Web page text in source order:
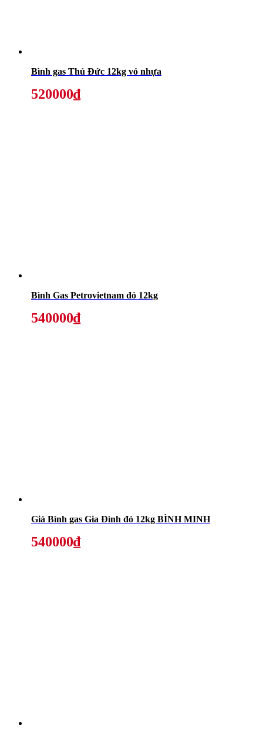
Bình gas Thủ Đức 12kg vỏ nhựa
520000₫
Bình Gas Petrovietnam đỏ 12kg
540000₫
Giá Bình gas Gia Đình đỏ 12kg BÌNH MINH
540000₫